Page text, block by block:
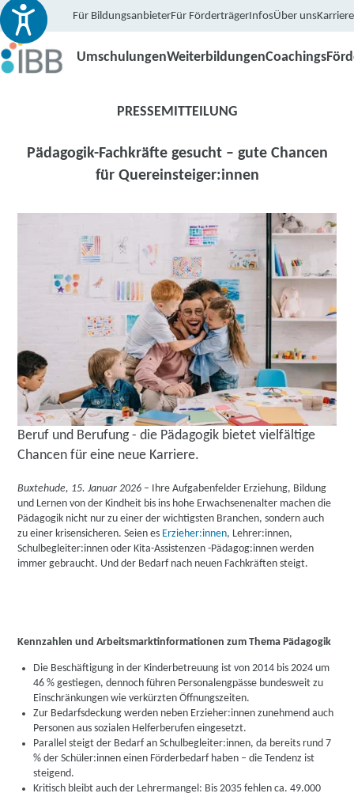
Für BildungsanbieterFür FörderträgerInfosÜber unsKarriere
UmschulungenWeiterbildungenCoachings
PRESSEMITTEILUNG
Pädagogik-Fachkräfte gesucht – gute Chancen
für Quereinsteiger:innen
Beruf und Berufung - die Pädagogik bietet vielfältige
Chancen für eine neue Karriere.
Buxtehude, 15. Januar 2026 – Ihre Aufgabenfelder Erziehung, Bildung
und Lernen von der Kindheit bis ins hohe Erwachsenenalter machen die
Pädagogik nicht nur zu einer der wichtigsten Branchen, sondern auch
zu einer krisensicheren. Seien es Erzieher:innen, Lehrer:innen,
Schulbegleiter:innen oder Kita-Assistenzen -Pädagog:innen werden
immer gebraucht. Und der Bedarf nach neuen Fachkräften steigt.
Kennzahlen und Arbeitsmarktinformationen zum Thema Pädagogik
Die Beschäftigung in der Kinderbetreuung ist von 2014 bis 2024 um
46 % gestiegen, dennoch führen Personalengpässe bundesweit zu
Einschränkungen wie verkürzten Öffnungszeiten.
Zur Bedarfsdeckung werden neben Erzieher:innen zunehmend auch
Personen aus sozialen Helferberufen eingesetzt.
Parallel steigt der Bedarf an Schulbegleiter:innen, da bereits rund 7
% der Schüler:innen einen Förderbedarf haben – die Tendenz ist
steigend.
Kritisch bleibt auch der Lehrermangel: Bis 2035 fehlen ca. 49.000